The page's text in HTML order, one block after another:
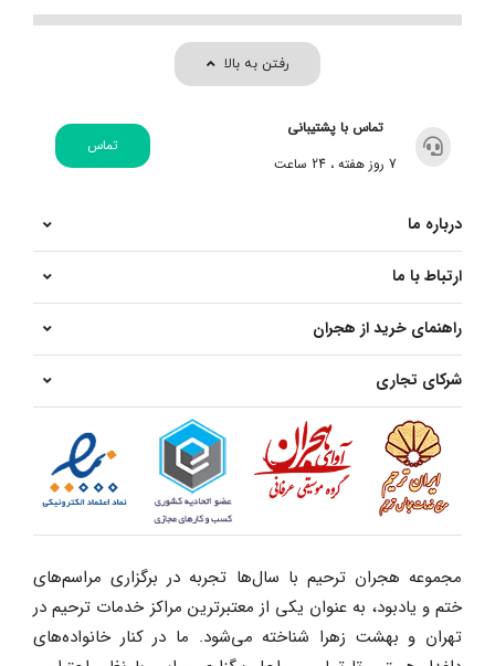
رفتن به بالا
تماس با پشتیبانی
7 روز هفته ، 24 ساعت
تماس
درباره ما
ارتباط با ما
راهنمای خرید از هجران
شرکای تجاری
مجموعه هجران ترحیم با سال‌ها تجربه در برگزاری مراسم‌های
ختم و یادبود، به عنوان یکی از معتبرترین مراکز خدمات ترحیم در
تهران و بهشت زهرا شناخته می‌شود. ما در کنار خانواده‌های